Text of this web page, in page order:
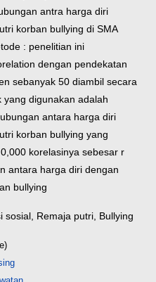
antra harga diri
korban bullying di SMA
: penelitian ini
dengan pendekatan
sebanyak 50 diambil secara
yang digunakan adalah
antara harga diri
korban bullying yang
korelasinya sebesar r
antara harga diri dengan
bullying
sosial, Remaja putri, Bullying